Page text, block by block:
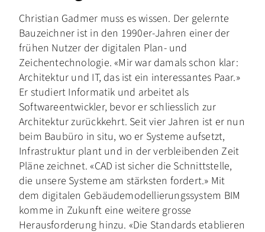
Christian Gadmer muss es wissen. Der gelernte
Bauzeichner ist in den 1990er-Jahren einer der
frühen Nutzer der digitalen Plan- und
Zeichentechnologie. «Mir war damals schon klar:
Architektur und IT, das ist ein interessantes Paar.»
Er studiert Informatik und arbeitet als
Softwareentwickler, bevor er schliesslich zur
Architektur zurückkehrt. Seit vier Jahren ist er nun
beim Baubüro in situ, wo er Systeme aufsetzt,
Infrastruktur plant und in der verbleibenden Zeit
Pläne zeichnet. «CAD ist sicher die Schnittstelle,
die unsere Systeme am stärksten fordert.» Mit
dem digitalen Gebäudemodellierungssystem BIM
komme in Zukunft eine weitere grosse
Herausforderung hinzu. «Die Standards etablieren